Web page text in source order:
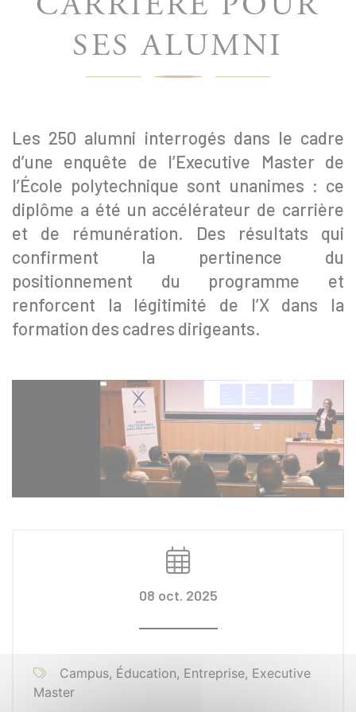
SES ALUMNI
Les 250 alumni interrogés dans le cadre
d’une enquête de l’Executive Master de
l’École polytechnique sont unanimes : ce
diplôme a été un accélérateur de carrière
et de rémunération. Des résultats qui
confirment la pertinence du
positionnement du programme et
renforcent la légitimité de l’X dans la
formation des cadres dirigeants.
08 oct. 2025
Campus, Éducation, Entreprise, Executive
Master